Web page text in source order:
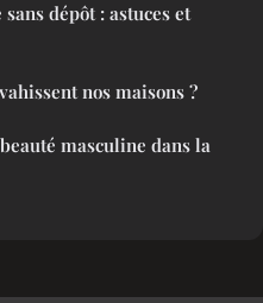
dépôt : astuces et
nos maisons ?
masculine dans la